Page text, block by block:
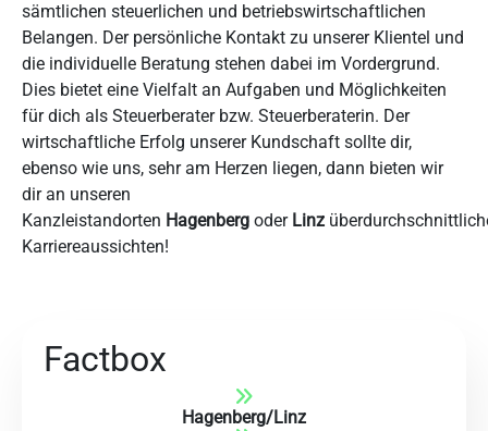
sämtlichen steuerlichen und betriebswirtschaftlichen
Belangen. Der persönliche Kontakt zu unserer Klientel und
die individuelle Beratung stehen dabei im Vordergrund.
Dies bietet eine Vielfalt an Aufgaben und Möglichkeiten
für dich als Steuerberater bzw. Steuerberaterin. Der
wirtschaftliche Erfolg unserer Kundschaft sollte dir,
ebenso wie uns, sehr am Herzen liegen, dann bieten wir
dir an unseren
Kanzleistandorten Hagenberg oder Linz
Karriereaussichten!
Factbox
Hagenberg/Linz